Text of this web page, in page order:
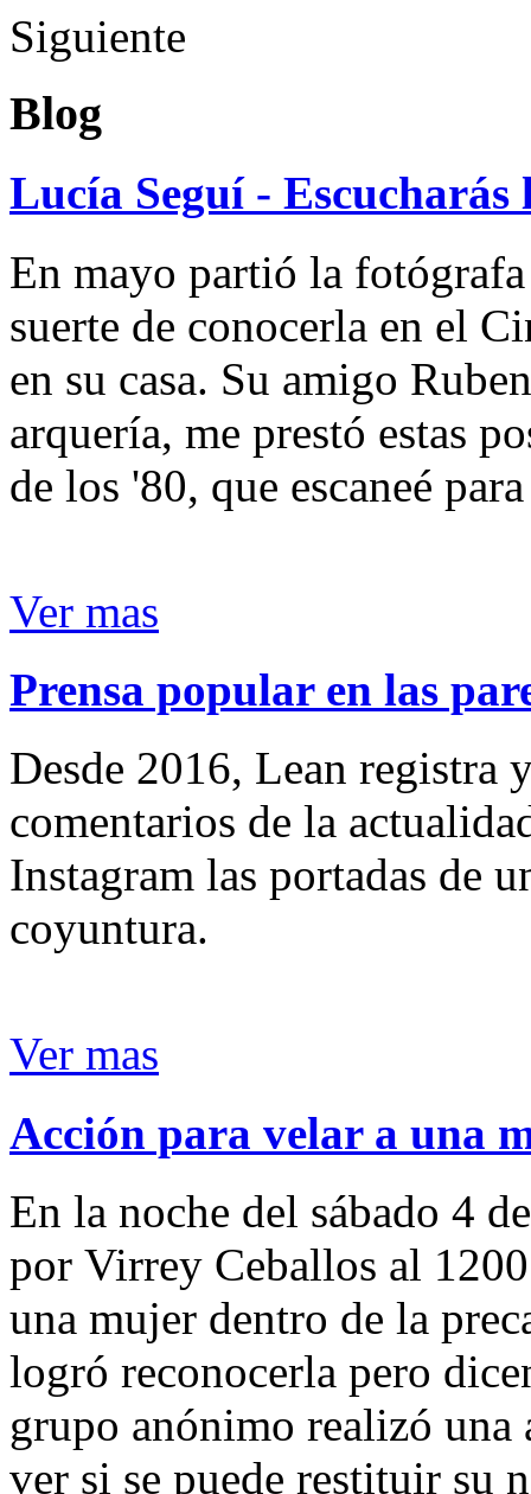
Siguiente
Blog
Lucía Seguí - Escucharás
En mayo partió la
suerte de conocerla en el
en su casa. Su amigo
arquería, me prestó estas
de los '80, que escaneé
Ver mas
Prensa popular en las
Desde 2016, Lean registra
comentarios de la
Instagram las portadas de
coyuntura.
Ver mas
Acción para velar a una
En la noche del sábado 4
por Virrey Ceballos al
una mujer dentro de la
logró reconocerla pero
grupo anónimo realizó
ver si se puede restituir su